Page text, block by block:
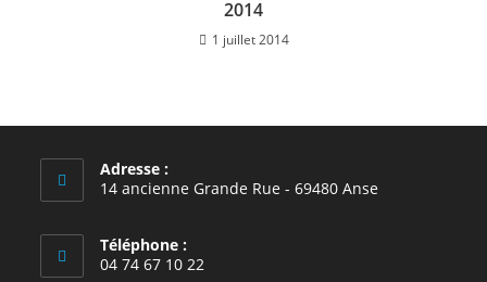
2014
1 juillet 2014
Adresse :
14 ancienne Grande Rue - 69480 Anse
Téléphone :
04 74 67 10 22